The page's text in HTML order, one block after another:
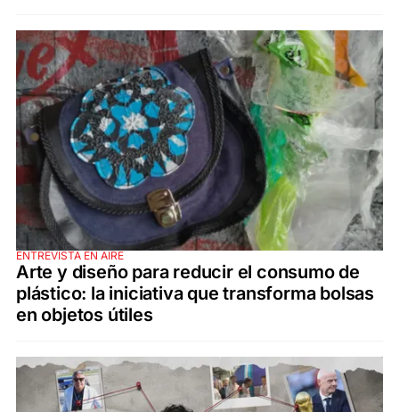
ENTREVISTA EN AIRE
Arte y diseño para reducir el consumo de
plástico: la iniciativa que transforma bolsas
en objetos útiles